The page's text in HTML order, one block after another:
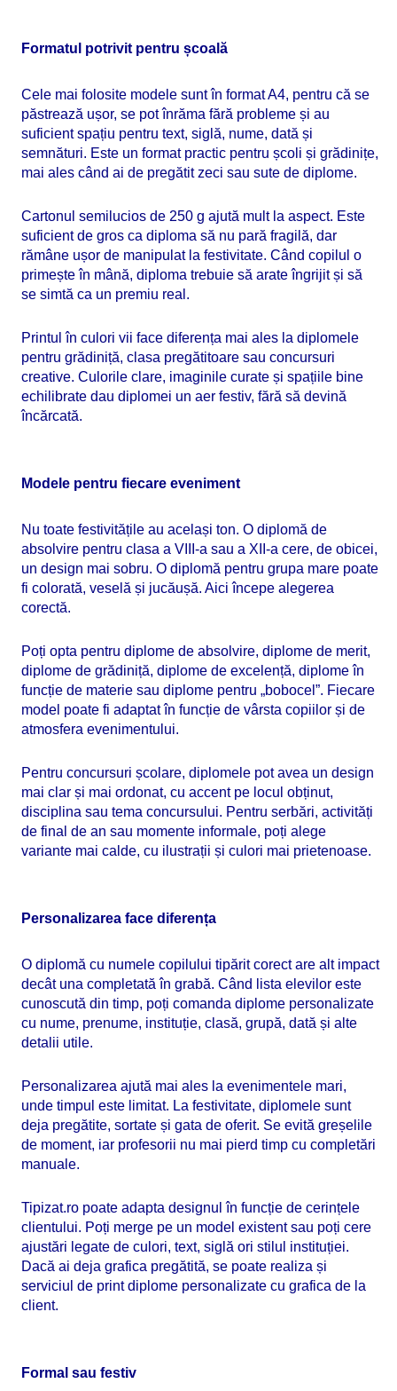
Formatul potrivit pentru școală
Cele mai folosite modele sunt în format A4, pentru că se
păstrează ușor, se pot înrăma fără probleme și au
suficient spațiu pentru text, siglă, nume, dată și
semnături. Este un format practic pentru școli și grădinițe,
mai ales când ai de pregătit zeci sau sute de diplome.
Cartonul semilucios de 250 g ajută mult la aspect. Este
suficient de gros ca diploma să nu pară fragilă, dar
rămâne ușor de manipulat la festivitate. Când copilul o
primește în mână, diploma trebuie să arate îngrijit și să
se simtă ca un premiu real.
Printul în culori vii face diferența mai ales la diplomele
pentru grădiniță, clasa pregătitoare sau concursuri
creative. Culorile clare, imaginile curate și spațiile bine
echilibrate dau diplomei un aer festiv, fără să devină
încărcată.
Modele pentru fiecare eveniment
Nu toate festivitățile au același ton. O diplomă de
absolvire pentru clasa a VIII-a sau a XII-a cere, de obicei,
un design mai sobru. O diplomă pentru grupa mare poate
fi colorată, veselă și jucăușă. Aici începe alegerea
corectă.
Poți opta pentru diplome de absolvire, diplome de merit,
diplome de grădiniță, diplome de excelență, diplome în
funcție de materie sau diplome pentru „bobocel”. Fiecare
model poate fi adaptat în funcție de vârsta copiilor și de
atmosfera evenimentului.
Pentru concursuri școlare, diplomele pot avea un design
mai clar și mai ordonat, cu accent pe locul obținut,
disciplina sau tema concursului. Pentru serbări, activități
de final de an sau momente informale, poți alege
variante mai calde, cu ilustrații și culori mai prietenoase.
Personalizarea face diferența
O diplomă cu numele copilului tipărit corect are alt impact
decât una completată în grabă. Când lista elevilor este
cunoscută din timp, poți comanda diplome personalizate
cu nume, prenume, instituție, clasă, grupă, dată și alte
detalii utile.
Personalizarea ajută mai ales la evenimentele mari,
unde timpul este limitat. La festivitate, diplomele sunt
deja pregătite, sortate și gata de oferit. Se evită greșelile
de moment, iar profesorii nu mai pierd timp cu completări
manuale.
Tipizat.ro poate adapta designul în funcție de cerințele
clientului. Poți merge pe un model existent sau poți cere
ajustări legate de culori, text, siglă ori stilul instituției.
Dacă ai deja grafica pregătită, se poate realiza și
serviciul de print diplome personalizate cu grafica de la
client.
Formal sau festiv